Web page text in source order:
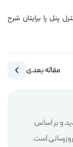
پنل را برایتان شرح
مقاله بعدی
و بر اساس
است.